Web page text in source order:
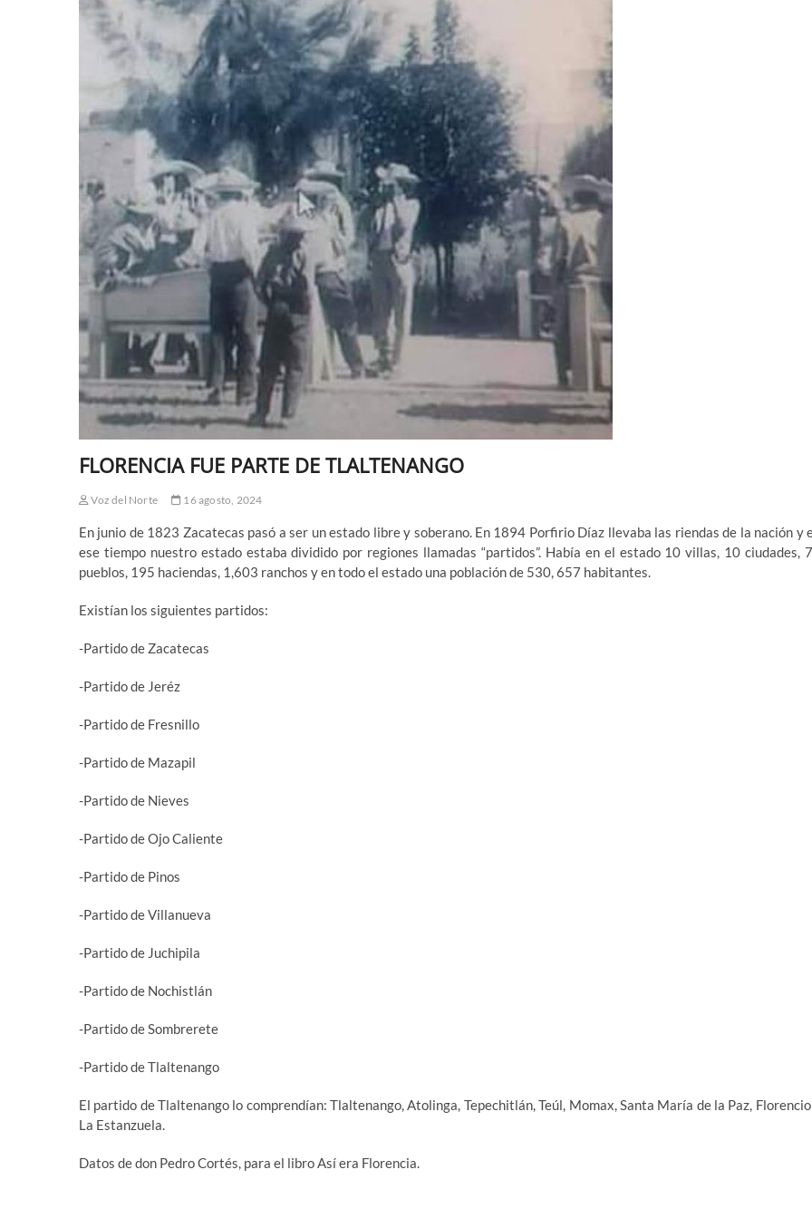
FLORENCIA FUE PARTE DE TLALTENANGO
Voz del Norte 16 agosto, 2024
En junio de 1823 Zacatecas pasó a ser un estado libre y soberano. En 1894 Porfirio Díaz llevaba las riendas de la nación y
ese tiempo nuestro estado estaba dividido por regiones llamadas “partidos”. Había en el estado 10 villas, 10 ciudades,
pueblos, 195 haciendas, 1,603 ranchos y en todo el estado una población de 530, 657 habitantes.
Existían los siguientes partidos:
-Partido de Zacatecas
-Partido de Jeréz
-Partido de Fresnillo
-Partido de Mazapil
-Partido de Nieves
-Partido de Ojo Caliente
-Partido de Pinos
-Partido de Villanueva
-Partido de Juchipila
-Partido de Nochistlán
-Partido de Sombrerete
-Partido de Tlaltenango
El partido de Tlaltenango lo comprendían: Tlaltenango, Atolinga, Tepechitlán, Teúl, Momax, Santa María de la Paz,
La Estanzuela.
Datos de don Pedro Cortés, para el libro Así era Florencia.